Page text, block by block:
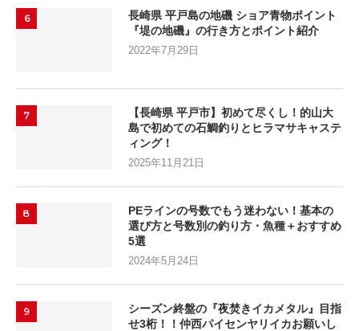
6
長崎県 平戸島の地磯 ショア青物ポイント
『堤の地磯』の行き方とポイント紹介
2022年7月29日
7
【長崎県 平戸市】初めて尽くし！的山大
島で初めての石鯛釣りとヒラマサキャステ
ィング！
2025年11月21日
8
PEラインの号数でもう迷わない！基本の
選び方と号数別の釣り方・魚種＋おすすめ
5選
2024年5月24日
9
シーズン終盤の『夜焚きイカメタル』目指
せ3桁！！仲西パイセンヤリイカお願いし